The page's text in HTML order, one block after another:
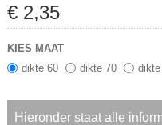
€ 2,35
KIES MAAT
dikte 60
dikte 70
Hieronder staat alle